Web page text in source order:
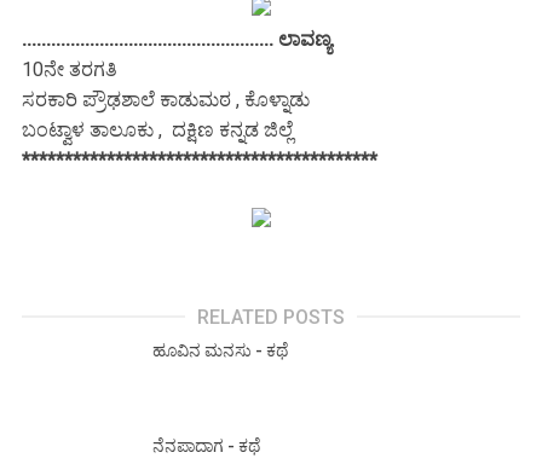
.................................................... ಲಾವಣ್ಯ
10ನೇ ತರಗತಿ
ಸರಕಾರಿ ಪ್ರೌಢಶಾಲೆ ಕಾಡುಮಠ , ಕೊಳ್ನಾಡು
ಬಂಟ್ವಾಳ ತಾಲೂಕು , ದಕ್ಷಿಣ ಕನ್ನಡ ಜಿಲ್ಲೆ
******************************************
RELATED POSTS
ಹೂವಿನ ಮನಸು - ಕಥೆ
ನೆನಪಾದಾಗ - ಕಥೆ